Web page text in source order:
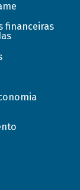
financeiras